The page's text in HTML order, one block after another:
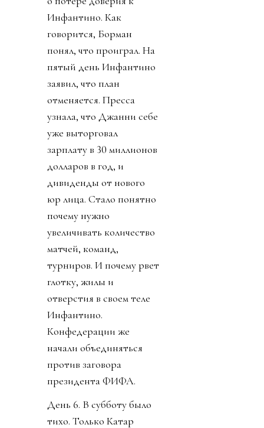
Инфантино. Как
говорится, Борман
понял, что проиграл. На
пятый день Инфантино
заявил, что план
отменяется. Пресса
узнала, что Джанни себе
уже выторговал
зарплату в 30 миллионов
долларов в год, и
дивиденды от нового
юр лица. Стало понятно
почему нужно
увеличивать количество
матчей, команд,
турниров. И почему рвет
глотку, жилы и
отверстия в своем теле
Инфантино.
Конфедерации же
начали объединяться
против заговора
президента ФИФА.
День 6. В субботу было
тихо. Только Катар